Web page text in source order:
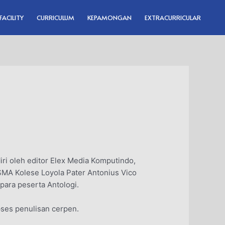
FACILITY CURRICULUM KEPAMONGAN EXTRACURRICULAR
oleh editor Elex Media Komputindo,
Kolese Loyola Pater Antonius Vico
peserta Antologi.
penulisan cerpen.